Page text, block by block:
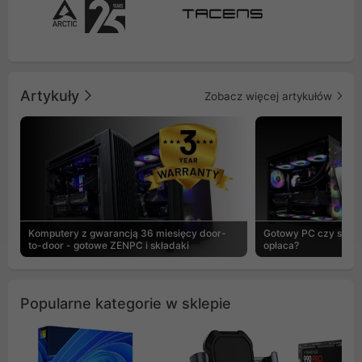
Artykuły Zobacz więcej artykułów
Komputery z gwarancją 36 miesięcy door-
to-door - gotowe ZENPC i składaki
Gotowy PC czy
opłaca?
Popularne kategorie w sklepie